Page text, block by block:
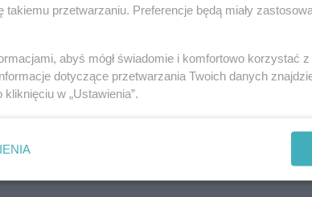
przetwarzaniu. Preferencje będą miały
abyś mógł świadomie i komfortowo korzystać
dotyczące przetwarzania Twoich danych
kliknięciu w „Ustawienia”.